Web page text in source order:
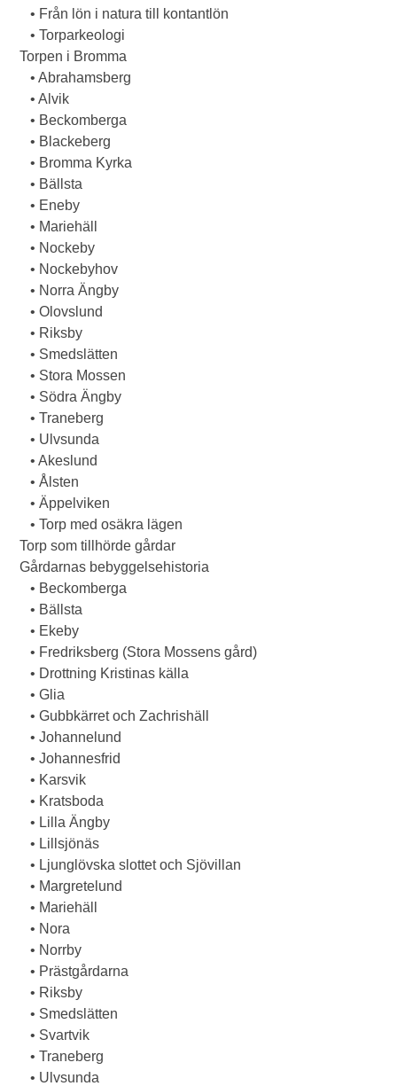
• Från lön i natura till kontantlön
• Torparkeologi
Torpen i Bromma
• Abrahamsberg
• Alvik
• Beckomberga
• Blackeberg
• Bromma Kyrka
• Bällsta
• Eneby
• Mariehäll
• Nockeby
• Nockebyhov
• Norra Ängby
• Olovslund
• Riksby
• Smedslätten
• Stora Mossen
• Södra Ängby
• Traneberg
• Ulvsunda
• Akeslund
• Ålsten
• Äppelviken
• Torp med osäkra lägen
Torp som tillhörde gårdar
Gårdarnas bebyggelsehistoria
• Beckomberga
• Bällsta
• Ekeby
• Fredriksberg (Stora Mossens gård)
• Drottning Kristinas källa
• Glia
• Gubbkärret och Zachrishäll
• Johannelund
• Johannesfrid
• Karsvik
• Kratsboda
• Lilla Ängby
• Lillsjönäs
• Ljunglövska slottet och Sjövillan
• Margretelund
• Mariehäll
• Nora
• Norrby
• Prästgårdarna
• Riksby
• Smedslätten
• Svartvik
• Traneberg
• Ulvsunda